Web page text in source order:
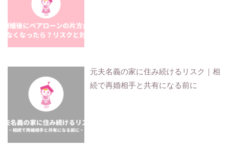
元夫名義の家に住み続けるリスク｜相
続で再婚相手と共有になる前に